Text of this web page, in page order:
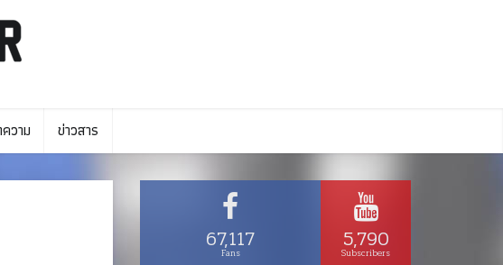
วาม ข่าวสาร
67,117
Fans 5,790
Subscribers